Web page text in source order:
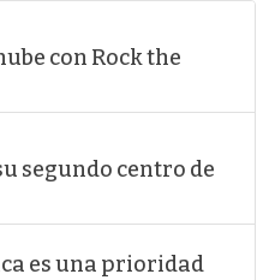
con Rock the
segundo centro de
es una prioridad